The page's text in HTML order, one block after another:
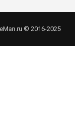
© 2016-2025